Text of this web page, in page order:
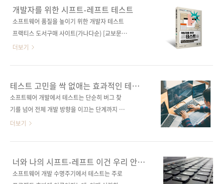
큰 역할을 수행해야 한다고 강조합니다. 1. 테스
트 자동화보다 중요한 것책에서는 테스트 자동
화만이 정답이 아니라고 이야기합니다. 좋은 수
동 테스..
사 제이펍 저작권사 Manning 원서명 Effective
Software Testing: A developer's guide
(9781633439931) 도서명 이펙티브 소프트웨
트웨어 테스트 가이드 지은이 마우리시오 아니
시 옮긴이 한용재 감수자 (없음) 시리즈 (없음)
판변형(188*245*18.4) 제 본 무선(soft
cover) 정 가 32,000원 ..
개발자를 위한 시프트-레프트 테스트
소프트웨어 품질을 높이기 위한 개발자 테스트
프랙티스 도서구매 사이트(가나다순) [교보문고]
[도서11번가] [알라딘] [예스이십사] [인터파크]
제이펍 저작권사 翔泳社 원서명 ソフトウェア
品質を高める開発者テスト 改訂版
(9784798176390) 도서명 개발자를 위한 시프
애자일 개발 시 품질 담보, 테스트 자동화 등 소
프트웨어 품질을 높이는 개발자 테스트 실천 기
자 (없음) 시리즈 (없음) 출판일 2023. 02. 28 페
이지 244쪽 판 형 크라운판변형
더보기
테스트 고민을 싹 없애는 효과적인 테스트
방법
소프트웨어 개발에서 테스트는 단순히 버그 찾
기를 넘어 전체 개발 방향을 이끄는 단계까지 이
르렀습니다. 하지만 그만큼 잘 짜인 테스트를 만
나 해야 충분한지 알기도 어렵습니다. 또한 시스
템이 변경되어도 지원 가능한 테스트를 고민하
자면 머리가 지끈거리죠. 그렇다고 테스트를 대
더보기
너와 나의 시프트-레프트 이건 우리 안의
테스트
소프트웨어 개발 수명주기에서 테스트는 주로